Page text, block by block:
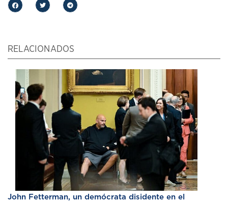
RELACIONADOS
John Fetterman, un demócrata disidente en el